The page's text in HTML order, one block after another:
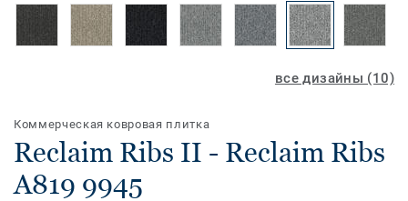
все дизайны (10)
Коммерческая ковровая плитка
Reclaim Ribs II - Reclaim Ribs
A819 9945